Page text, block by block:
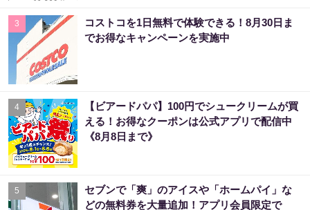
3
コストコを1日無料で体験できる！8月30日ま
でお得なキャンペーンを実施中
4
【ビアードパパ】100円でシュークリームが買
える！お得なクーポンは公式アプリで配信中
《8月8日まで》
5
セブンで「爽」のアイスや「ホームパイ」な
どの無料券を大量追加！アプリ会員限定で